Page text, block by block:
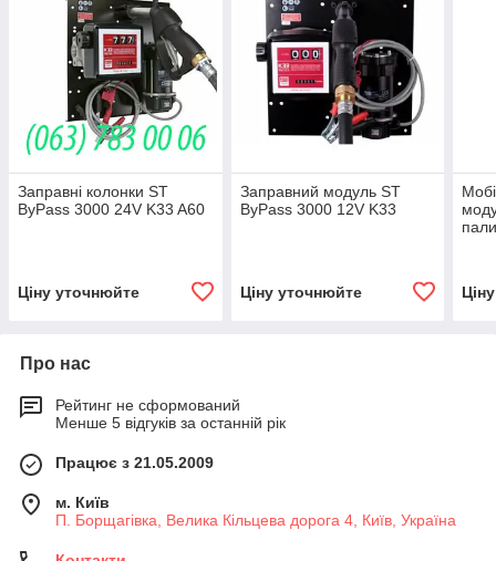
Заправні колонки ST
ByPass 3000 24V K33 A60
Ціну уточнюйте
Заправний модуль ST
ByPass 3000 12V K33
Ціну уточнюйте
Про нас
Рейтинг не сформований
Менше 5 відгуків за останній рік
Працює з 21.05.2009
м. Київ
П. Борщагівка, Велика Кільцева дорога 4, Київ, Україна